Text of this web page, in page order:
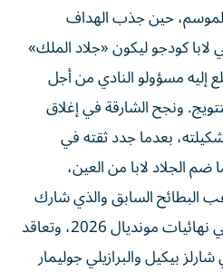
حين جذب الهداف
لابا كودجو ليكون «جلاد الملك»
إليه مسؤولو النادي من أجل
ونجح الشارقة في إغلاق
بعدما جدد ثقته في
ضم الجلاد لابا من العين،
البطائح السابق والذي شارك
مع منتخب الرأس الأخضر في نهائيات مونديال 2026، وتعاقد
بيكيل والبرازيلي جوليمار